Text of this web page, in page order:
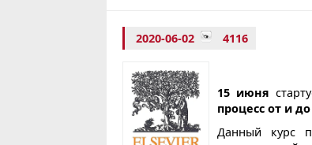
2020-06-02 4116
15 июня
процесс от и
Данный курс